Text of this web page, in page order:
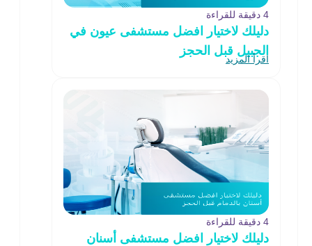
4 دقيقة للقراءة
دليلك لاختيار افضل مستشفى عيون في
الجبيل قبل الحجز
اقرأ المزيد
4 دقيقة للقراءة
دليلك لاختيار افضل مستشفى أسنان